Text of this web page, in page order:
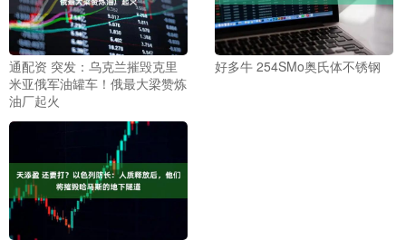
通配资 突发：乌克兰摧毁克里
米亚俄军油罐车！俄最大梁赞炼
油厂起火
好多牛 254SMo奥氏体不锈钢